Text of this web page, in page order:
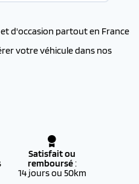
d'occasion partout en France
votre véhicule dans nos
Satisfait ou
remboursé:
14 jours ou 50km